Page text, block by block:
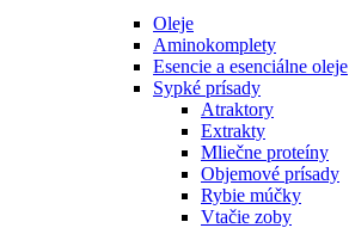
Oleje
Aminokomplety
Esencie a esenciálne oleje
Sypké prísady
Atraktory
Extrakty
Mliečne proteíny
Objemové prísady
Rybie múčky
Vtačie zoby